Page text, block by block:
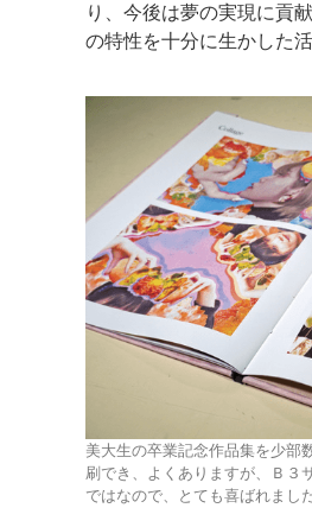
り、今後は夢の実現に貢
の特性を十分に生かした
美大生の卒業記念作品集を少部
刷でき、よくありますが、Ｂ３
ではなので、とても喜ばれまし